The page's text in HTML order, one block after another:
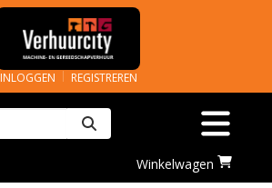
INLOGGEN REGISTREREN
Zoeken
Toggle
Ga
naar
Winkelwagen